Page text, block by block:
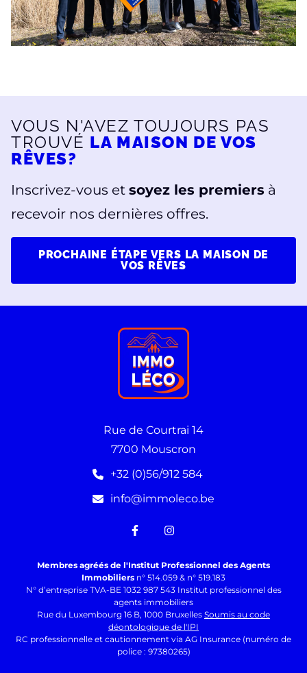
VOUS N'AVEZ TOUJOURS PAS
TROUVÉ LA MAISON DE VOS
RÊVES?
Inscrivez-vous et soyez les premiers à
recevoir nos dernières offres.
PROCHAINE ÉTAPE VERS LA MAISON DE
VOS RÊVES
Rue de Courtrai 14
7700 Mouscron
+32 (0)56/912 584
info@immoleco.be
Membres agréés de l'Institut Professionnel des Agents
Immobiliers n° 514.059 & n° 519.183
N° d’entreprise TVA-BE 1032 987 543 Institut professionnel des
agents immobiliers
Rue du Luxembourg 16 B, 1000 Bruxelles Soumis au code
déontologique de l'IPI
RC professionnelle et cautionnement via AG Insurance (numéro de
police : 97380265)